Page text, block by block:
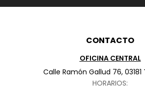
CONTACTO
OFICINA CENTRAL
Calle Ramón Gallud 76, 03181
HORARIOS: